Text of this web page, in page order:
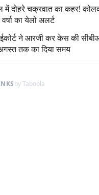
में दोहरे चक्रवात का कहर!
का येलो अलर्ट
ने आरजी कर केस की
अगस्त तक का दिया समय
by Taboola